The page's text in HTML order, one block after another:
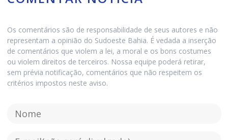
Os comentários são de responsabilidade de seus autores e não
representam a opinião do Sudoeste Bahia. É vedada a inserção
de comentários que violem a lei, a moral e os bons costumes
ou violem direitos de terceiros. Nossa equipe poderá retirar,
sem prévia notificação, comentários que não respeitem os
critérios impostos neste aviso.